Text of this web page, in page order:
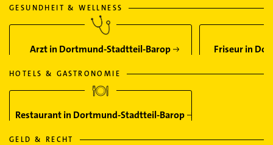
GESUNDHEIT & WELLNESS
Arzt in Dortmund-Stadtteil-Barop Friseur in
HOTELS & GASTRONOMIE
Restaurant in Dortmund-Stadtteil-Barop
GELD & RECHT